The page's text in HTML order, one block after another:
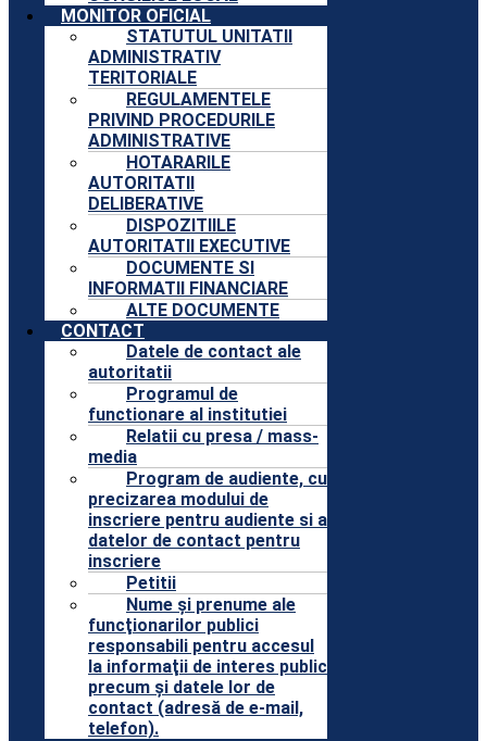
MONITOR OFICIAL
STATUTUL UNITATII
ADMINISTRATIV
TERITORIALE
REGULAMENTELE
PRIVIND PROCEDURILE
ADMINISTRATIVE
HOTARARILE
AUTORITATII
DELIBERATIVE
DISPOZITIILE
AUTORITATII EXECUTIVE
DOCUMENTE SI
INFORMATII FINANCIARE
ALTE DOCUMENTE
CONTACT
Datele de contact ale
autoritatii
Programul de
functionare al institutiei
Relatii cu presa / mass-
media
Program de audiente, cu
precizarea modului de
inscriere pentru audiente si a
datelor de contact pentru
inscriere
Petitii
Nume şi prenume ale
funcţionarilor publici
responsabili pentru accesul
la informaţii de interes public
precum şi datele lor de
contact (adresă de e-mail,
telefon).